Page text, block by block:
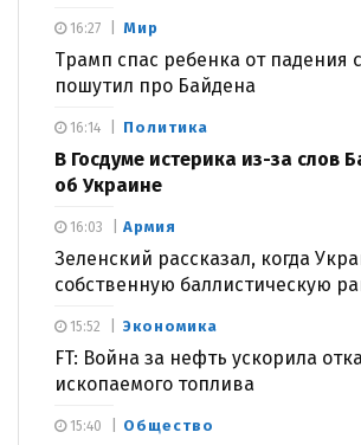
Мир
Трамп спас ребенка от падения
пошутил про Байдена
16:27
Политика
В Госдуме истерика из-за слов
об Украине
16:14
Армия
Зеленский рассказал, когда
собственную баллистическую
16:03
Экономика
FT: Война за нефть ускорила
ископаемого топлива
15:52
Общество
15:40